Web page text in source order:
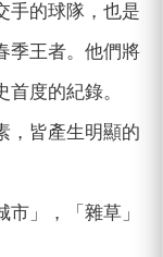
手的球隊，也是
季王者。他們將
度的紀錄。
，皆產生明顯的
市」，「雜草」